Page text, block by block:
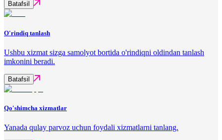
Batafsil
O'rindiq tanlash
Ushbu xizmat sizga samolyot bortida o'rindiqni oldindan tanlash
imkonini beradi.
Batafsil
Qo'shimcha xizmatlar
Yanada qulay parvoz uchun foydali xizmatlarni tanlang.